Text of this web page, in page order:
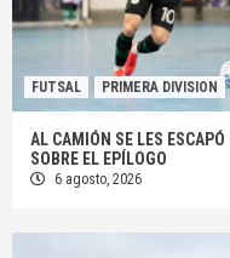
FUTSAL PRIMERA DIVISION
AL CAMIÓN SE LES ESCAPÓ
SOBRE EL EPÍLOGO
6 agosto, 2026